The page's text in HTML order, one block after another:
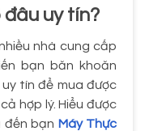
uy tín?
nhà cung cấp
bạn băn khoăn
tín để mua được
hợp lý. Hiểu được
đến bạn Máy Thực